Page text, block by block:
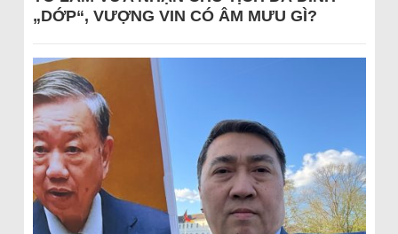
„DỚP“, VƯỢNG VIN CÓ ÂM MƯU GÌ?